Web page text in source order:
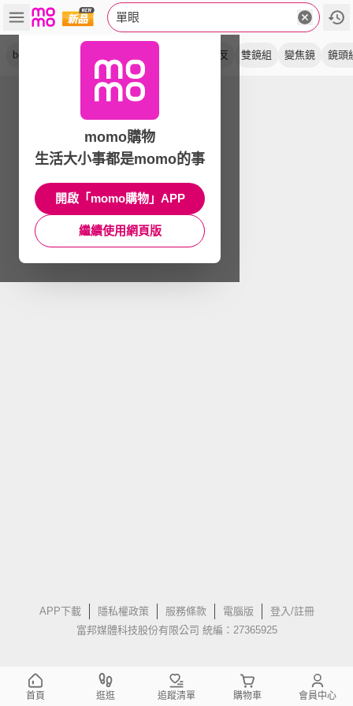
單眼
body 無反 雙鏡組 變焦鏡 鏡頭
APP下載 隱私權政策 服務條款 電腦版
登入/註冊
富邦媒體科技股份有限公司 統編：27365925
momo購物
生活大小事都是momo的事
開啟「momo購物」APP
繼續使用網頁版
首頁 逛逛 追蹤清單 購物車 會員中心